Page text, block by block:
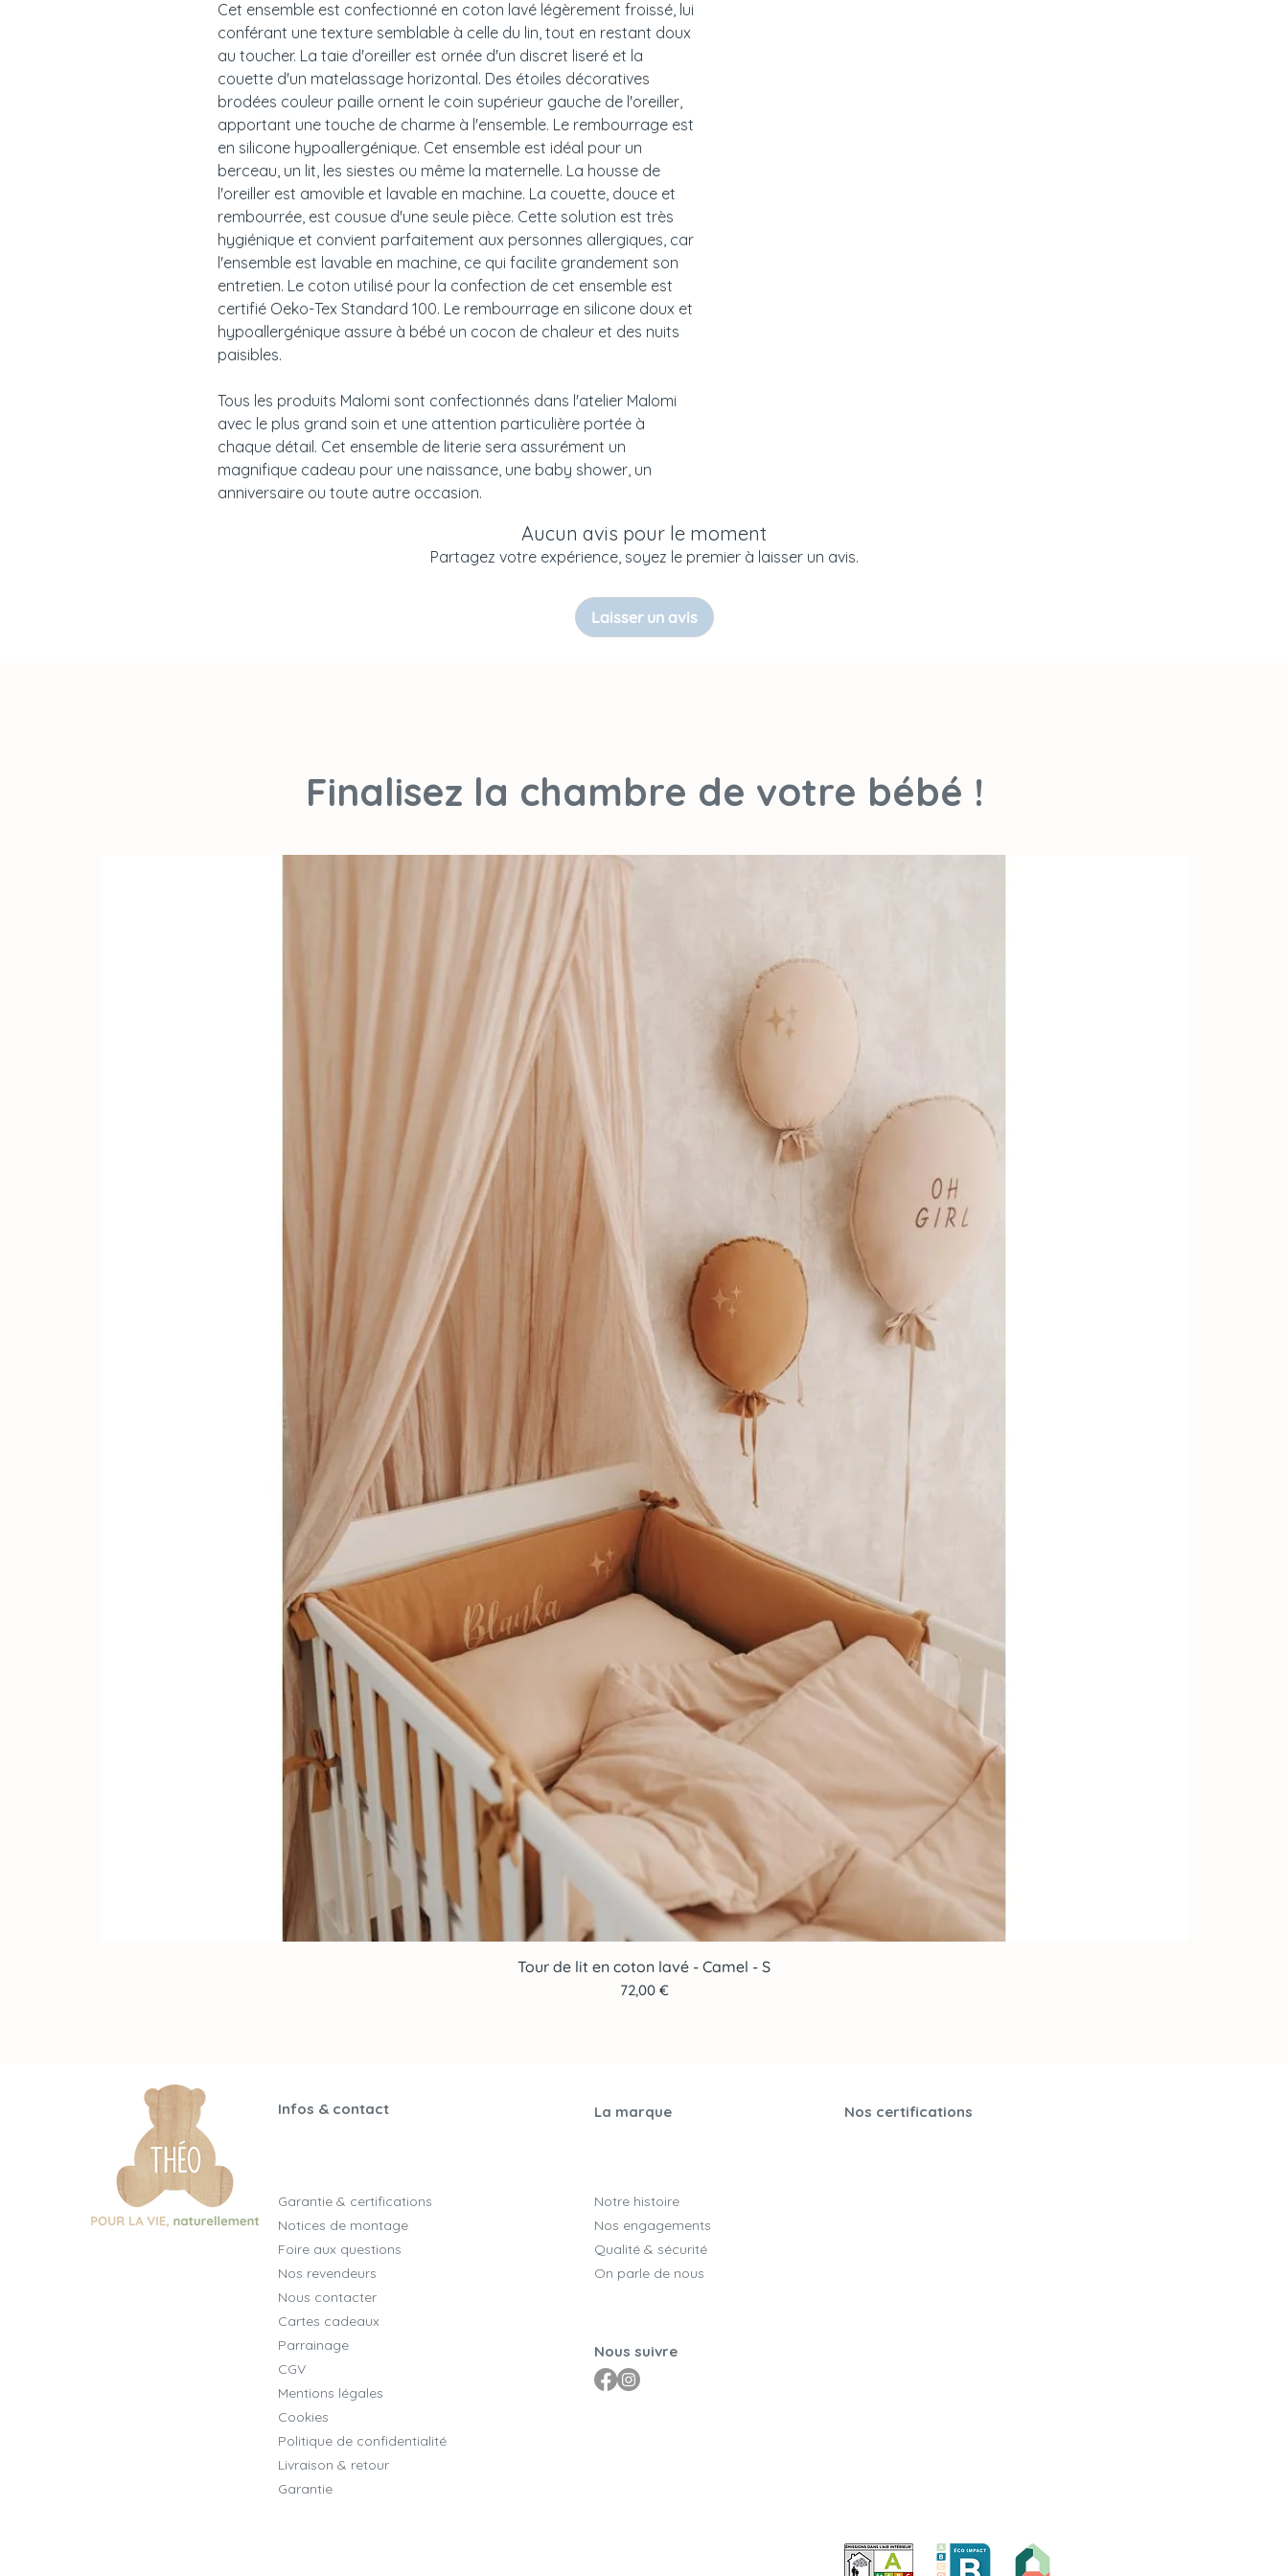
Cet ensemble est confectionné en coton lavé légèrement froissé, lui
conférant une texture semblable à celle du lin, tout en restant doux
au toucher. La taie d'oreiller est ornée d'un discret liseré et la
couette d'un matelassage horizontal. Des étoiles décoratives
brodées couleur paille ornent le coin supérieur gauche de l'oreiller,
apportant une touche de charme à l'ensemble. Le rembourrage est
en silicone hypoallergénique. Cet ensemble est idéal pour un
berceau, un lit, les siestes ou même la maternelle. La housse de
l'oreiller est amovible et lavable en machine. La couette, douce et
rembourrée, est cousue d'une seule pièce. Cette solution est très
hygiénique et convient parfaitement aux personnes allergiques, car
l'ensemble est lavable en machine, ce qui facilite grandement son
entretien. Le coton utilisé pour la confection de cet ensemble est
certifié Oeko-Tex Standard 100. Le rembourrage en silicone doux et
hypoallergénique assure à bébé un cocon de chaleur et des nuits
paisibles.
Tous les produits Malomi sont confectionnés dans l'atelier Malomi
avec le plus grand soin et une attention particulière portée à
chaque détail. Cet ensemble de literie sera assurément un
magnifique cadeau pour une naissance, une baby shower, un
anniversaire ou toute autre occasion.
Aucun avis pour le moment
Partagez votre expérience, soyez le premier à laisser un avis.
Laisser un avis
Finalisez la chambre de votre bébé !
Aperçu rapide
Tour de lit en coton lavé - Camel - S
Prix
72,00 €
Infos & contact
Garantie & certifications
Notices de montage
Foire aux questions
Nos revendeurs
Nous contacter
Cartes cadeaux
Parrainage
CGV
Mentions légales
Cookies
Politique de confidentialité
Livraison & retour
Garantie
La marque Nos certifications
Notre histoire
Nos engagements
Qualité & sécurité
On parle de nous
Nous suivre